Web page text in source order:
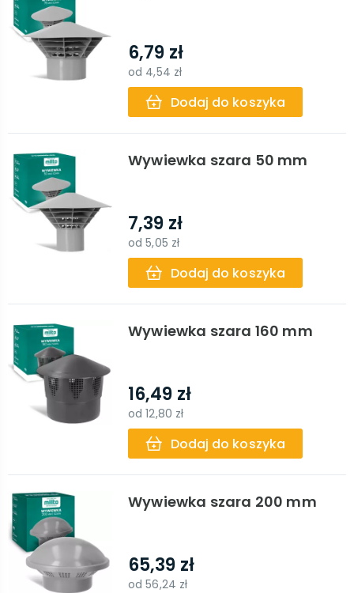
6,79 zł
od 4,54 zł
Dodaj do koszyka
Wywiewka szara 50 mm
7,39 zł
od5,05 zł
Dodaj do koszyka
Wywiewka szara 160 mm
16,49 zł
od12,80 zł
Dodaj do koszyka
Wywiewka szara 200 mm
65,39 zł
od56,24 zł